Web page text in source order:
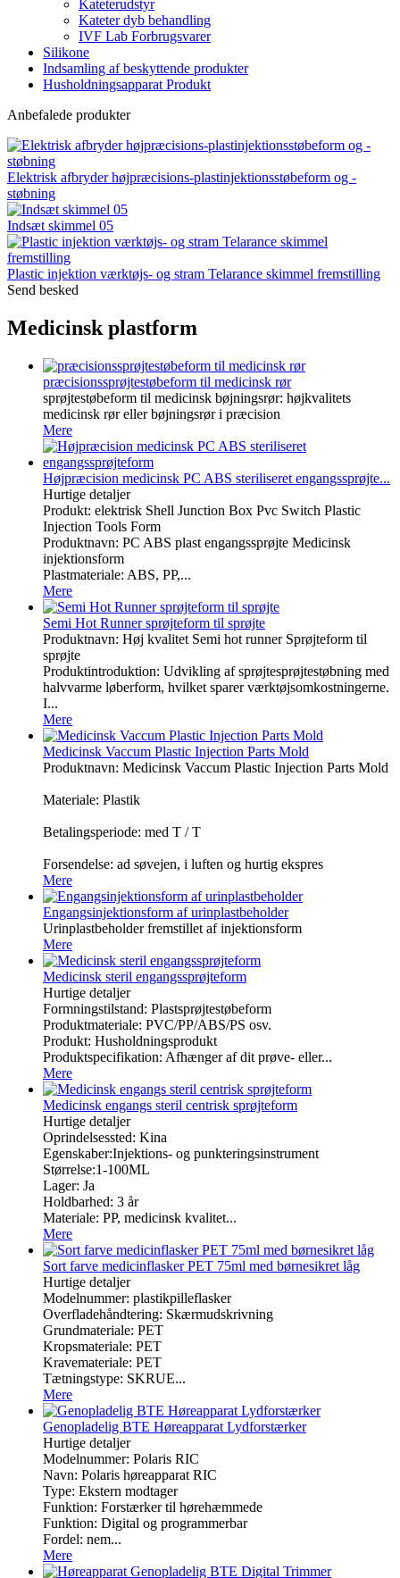
Kateterudstyr
Kateter dyb behandling
IVF Lab Forbrugsvarer
Silikone
Indsamling af beskyttende produkter
Husholdningsapparat Produkt
Anbefalede produkter
Elektrisk afbryder højpræcisions-plastinjektionsstøbeform og -
støbning
Indsæt skimmel 05
Plastic injektion værktøjs- og stram Telarance skimmel fremstilling
Send besked
Medicinsk plastform
præcisionssprøjtestøbeform til medicinsk rør
sprøjtestøbeform til medicinsk bøjningsrør: højkvalitets
medicinsk rør eller bøjningsrør i præcision
Mere
Højpræcision medicinsk PC ABS steriliseret engangssprøjte...
Hurtige detaljer
Produkt: elektrisk Shell Junction Box Pvc Switch Plastic
Injection Tools Form
Produktnavn: PC ABS plast engangssprøjte Medicinsk
injektionsform
Plastmateriale: ABS, PP,...
Mere
Semi Hot Runner sprøjteform til sprøjte
Produktnavn: Høj kvalitet Semi hot runner Sprøjteform til
sprøjte
Produktintroduktion: Udvikling af sprøjtesprøjtestøbning med
halvvarme løberform, hvilket sparer værktøjsomkostningerne.
I...
Mere
Medicinsk Vaccum Plastic Injection Parts Mold
Produktnavn: Medicinsk Vaccum Plastic Injection Parts Mold
Materiale: Plastik
Betalingsperiode: med T / T
Forsendelse: ad søvejen, i luften og hurtig ekspres
Mere
Engangsinjektionsform af urinplastbeholder
Urinplastbeholder fremstillet af injektionsform
Mere
Medicinsk steril engangssprøjteform
Hurtige detaljer
Formningstilstand: Plastsprøjtestøbeform
Produktmateriale: PVC/PP/ABS/PS osv.
Produkt: Husholdningsprodukt
Produktspecifikation: Afhænger af dit prøve- eller...
Mere
Medicinsk engangs steril centrisk sprøjteform
Hurtige detaljer
Oprindelsessted: Kina
Egenskaber:Injektions- og punkteringsinstrument
Størrelse:1-100ML
Lager: Ja
Holdbarhed: 3 år
Materiale: PP, medicinsk kvalitet...
Mere
Sort farve medicinflasker PET 75ml med børnesikret låg
Hurtige detaljer
Modelnummer: plastikpilleflasker
Overfladehåndtering: Skærmudskrivning
Grundmateriale: PET
Kropsmateriale: PET
Kravemateriale: PET
Tætningstype: SKRUE...
Mere
Genopladelig BTE Høreapparat Lydforstærker
Hurtige detaljer
Modelnummer: Polaris RIC
Navn: Polaris høreapparat RIC
Type: Ekstern modtager
Funktion: Forstærker til hørehæmmede
Funktion: Digital og programmerbar
Fordel: nem...
Mere